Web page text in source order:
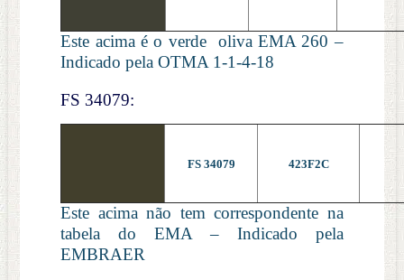
Este acima é o verde oliva EMA 260 –
Indicado pela OTMA 1-1-4-18
FS 34079:
FS 34079 423F2C
Este acima não tem correspondente na
tabela do EMA – Indicado pela
EMBRAER